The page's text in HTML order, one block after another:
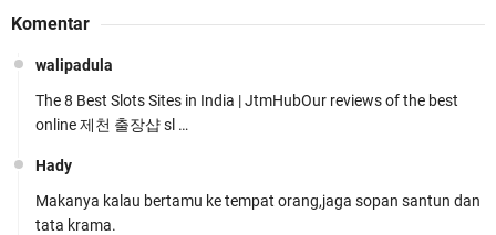
Gelar Apel Siaga Kamtibmas Serentak
Polres Lombok Timur Raih Predikat 'A' Layanan
Komentar
walipadula
The 8 Best Slots Sites in India | JtmHubOur reviews of the best
online 제천 출장샵 sl …
Hady
Makanya kalau bertamu ke tempat orang,jaga sopan santun dan
tata krama.